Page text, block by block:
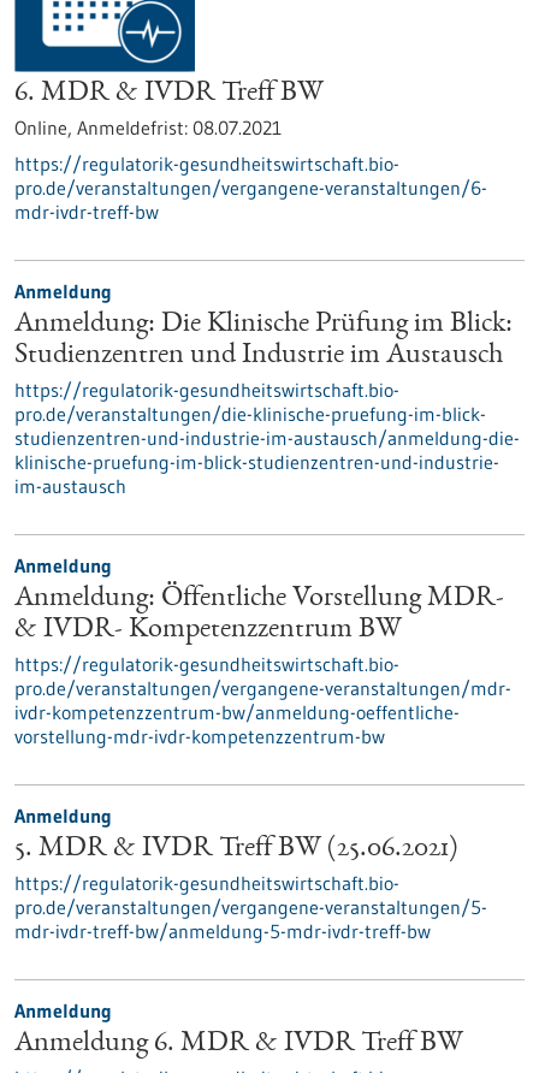
6. MDR & IVDR Treff BW
Online, Anmeldefrist: 08.07.2021
https://regulatorik-gesundheitswirtschaft.bio-
pro.de/veranstaltungen/vergangene-veranstaltungen/6-
mdr-ivdr-treff-bw
Anmeldung
Anmeldung: Die Klinische Prüfung im Blick:
Studienzentren und Industrie im Austausch
https://regulatorik-gesundheitswirtschaft.bio-
pro.de/veranstaltungen/die-klinische-pruefung-im-blick-
studienzentren-und-industrie-im-austausch/anmeldung-die-
klinische-pruefung-im-blick-studienzentren-und-industrie-
im-austausch
Anmeldung
Anmeldung: Öffentliche Vorstellung MDR-
& IVDR- Kompetenzzentrum BW
https://regulatorik-gesundheitswirtschaft.bio-
pro.de/veranstaltungen/vergangene-veranstaltungen/mdr-
ivdr-kompetenzzentrum-bw/anmeldung-oeffentliche-
vorstellung-mdr-ivdr-kompetenzzentrum-bw
Anmeldung
5. MDR & IVDR Treff BW (25.06.2021)
https://regulatorik-gesundheitswirtschaft.bio-
pro.de/veranstaltungen/vergangene-veranstaltungen/5-
mdr-ivdr-treff-bw/anmeldung-5-mdr-ivdr-treff-bw
Anmeldung
Anmeldung 6. MDR & IVDR Treff BW